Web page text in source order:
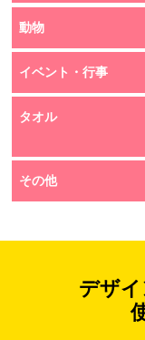
動物
イベント・行事
タオル
その他
デザ